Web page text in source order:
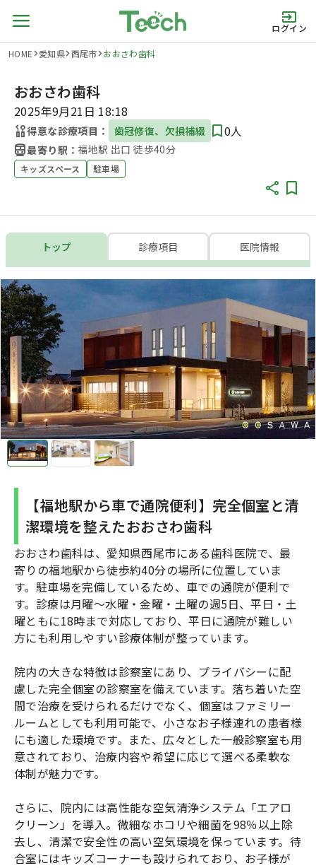
ログイン
HOME 愛知県 西尾市 おおさわ歯科
おおさわ歯科
2025年9月21日 18:18
得意な診療項目： 歯冠修復、欠損補綴 0人
最寄り駅：福地駅 出口 徒歩40分
キッズスペース 駐車場
トップ 診療項目 医院情報
【福地駅から車で通院便利】完全個室と清
潔環境を整えたおおさわ歯科
おおさわ歯科は、愛知県西尾市にある歯科医院で、最
寄りの福地駅から徒歩約40分の場所に位置していま
す。駐車場を完備しているため、車での通院が便利で
す。診療は月曜〜水曜・金曜・土曜の週5日、平日・土
曜ともに18時まで対応しており、平日に通院が難しい
方にも利用しやすい診療体制が整っています。
院内の大きな特徴は診察室にあり、プライバシーに配
慮した完全個室の診察室を備えています。落ち着いた空
間で治療を受けられるだけでなく、個室はファミリー
ルームとしても利用可能で、小さなお子様連れの患者様
にも適した環境です。また、広々とした一般診察室も用
意されており、治療内容や希望に応じて選べる柔軟な
体制が魅力です。
さらに、院内には高性能な空気清浄システム「エアロ
クリーン」を導入。微細なホコリや細菌を98％以上除
去し、清潔で安全性の高い空気環境を保っています。待
合室にはキッズコーナーも設けられており、お子様が